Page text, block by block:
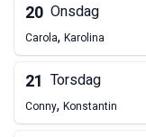
20 Onsdag
Carola, Karolina
21 Torsdag
Conny, Konstantin